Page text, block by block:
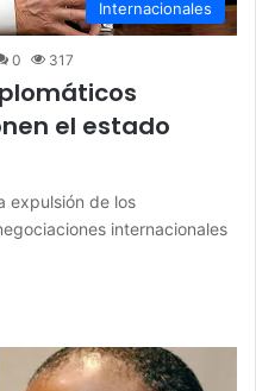
Internacionales
0 317
el estado
expulsión de los
internacionales